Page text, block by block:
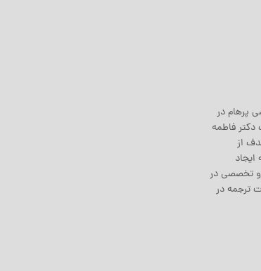
پرهام در
دکتر فاطمه
از
و تخصصی در
ترجمه در